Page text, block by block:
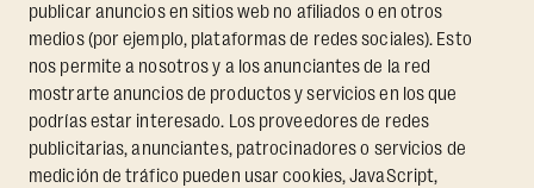
publicar anuncios en sitios web no afiliados o en otros
medios (por ejemplo, plataformas de redes sociales). Esto
nos permite a nosotros y a los anunciantes de la red
mostrarte anuncios de productos y servicios en los que
podrías estar interesado. Los proveedores de redes
publicitarias, anunciantes, patrocinadores o servicios de
medición de tráfico pueden usar cookies, JavaScript,